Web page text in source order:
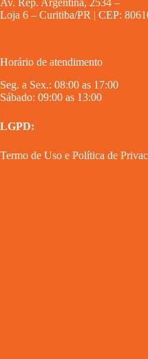
Av. Rep. Argentina, 2534 –
Loja 6 – Curitiba/PR | CEP:
Horário de atendimento
Seg. a Sex.: 08:00 as 17:00
Sábado: 09:00 as 13:00
LGPD:
Termo de Uso e Política de